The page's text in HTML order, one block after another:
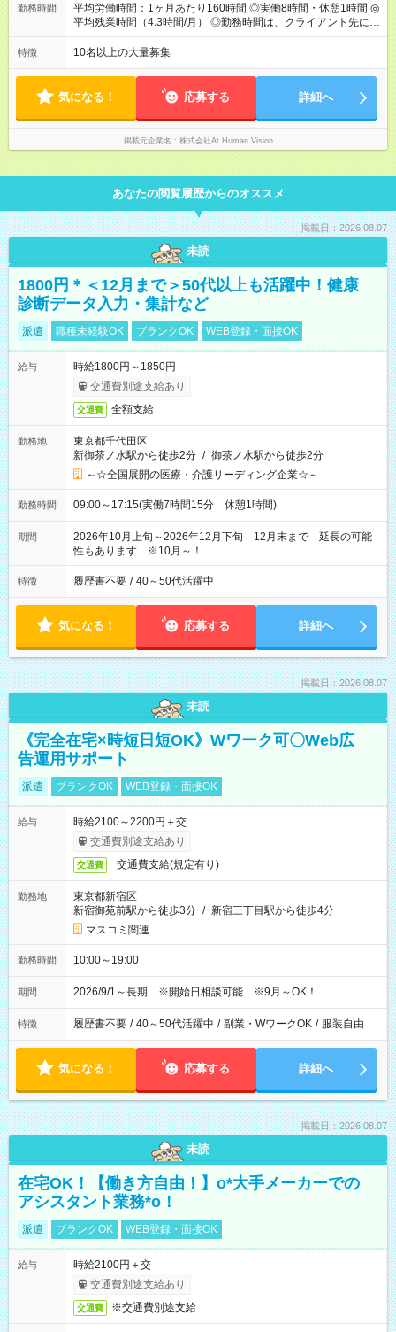
のため、若い内からでも頑張り次第で給与アップが叶います。
⼀般職（20～31万円）→リーダー（⽉給26～36万円） →係⻑
～58万円） 【試用期間】試用期間あり 試用期間の長さ：6ヶ月
※ 雇用形態と給与に、本採用時と異なる部分があります。 雇用
形態：本採用時と同じです。 給与：月給 224,000円 ～ 330,000
円 上記額にはみなし残業代を含みます。※超過分は全額支給い
たします。 みなし残業代 24,000円 ～ 34,000円／月 みなし残業
時間 15時間／月
勤務時間
平均労働時間：1ヶ月あたり160時間 ◎実働8時間・休憩1時間 ◎
平均残業時間（4.3時間/月） ◎勤務時間は、クライアント先に
より異なります。 ※＜シフト例＞ 10:00～19:00／11:00～
20:00 平均労働時間：1ヶ月あたり160時間 ◎実働8時間・休憩1
先に より異なります。 ※＜シフト例＞ 10:00～19:00／11:00
～20:00
特徴 10名以上の大量募集
気になる！ 応募する 詳細へ
掲載元企業名 株式会社At Human Vision
あなたの閲覧履歴からのオススメ
掲載日：2026.08.07
未読
1800円＊＜12月まで＞50代以上も活躍中！健康
診断データ入力・集計など
派遣 職種未経験OK ブランクOK WEB登録・面接OK
給与
時給1800円～1850円
交通費別途支給あり
交通費 全額支給
勤務地
東京都千代田区
新御茶ノ水駅から徒歩2分 / 御茶ノ水駅から徒歩2分
～☆全国展開の医療・介護リーディング企業☆～
勤務時間 09:00～17:15(実働7時間15分 休憩1時間)
期間
2026年10月上旬～2026年12月下旬 12月末まで 延長の可能
性もあります ※10月～！
特徴 履歴書不要 / 40～50代活躍中
気になる！ 応募する 詳細へ
掲載日：2026.08.07
未読
《完全在宅×時短日短OK》Wワーク可〇Web広
告運用サポート
派遣 ブランクOK WEB登録・面接OK
給与
時給2100～2200円＋交
交通費別途支給あり
交通費 交通費支給(規定有り)
勤務地
東京都新宿区
新宿御苑前駅から徒歩3分 / 新宿三丁目駅から徒歩4分
マスコミ関連
勤務時間 10:00～19:00
期間 2026/9/1～長期 ※開始日相談可能 ※9月～OK！
特徴 履歴書不要 / 40～50代活躍中 / 副業・WワークOK / 服装自由
気になる！ 応募する 詳細へ
掲載日：2026.08.07
未読
在宅OK！【働き方自由！】o*大手メーカーでの
アシスタント業務*o！
派遣 ブランクOK WEB登録・面接OK
給与
時給2100円＋交
交通費別途支給あり
交通費 ※交通費別途支給